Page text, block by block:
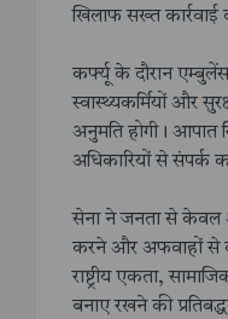
खिलाफ सख्त कार्रवाई
कर्फ्यू के दौरान
स्वास्थ्यकर्मियों और
अनुमति होगी। आपात
अधिकारियों से संपर्क
सेना ने जनता से केवल
करने और अफवाहों से
राष्ट्रीय एकता,
बनाए रखने की